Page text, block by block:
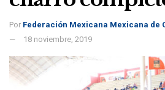
Por Federación Mexicana Mexicana de
18 noviembre, 2019